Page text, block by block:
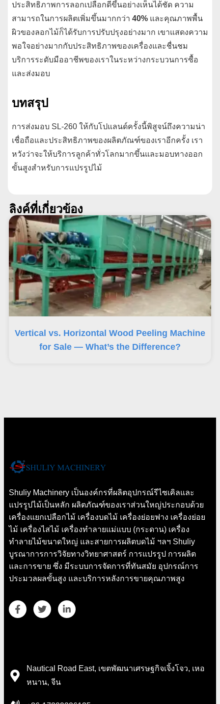
ประสิทธิภาพการลอกเปลือกดีขึ้นอย่างเห็นได้ชัด ความ
สามารถในการผลิตเพิ่มขึ้นมากกว่า 40% และคุณภาพพื้น
ผิวของลอกไม้ก็ได้รับการปรับปรุงอย่างมาก เขาแสดงความ
พอใจอย่างมากกับประสิทธิภาพของเครื่องและชื่นชม
บริการระดับมืออาชีพของเราในระหว่างกระบวนการซื้อ
และส่งมอบ
บทสรุป
การส่งมอบ SL-260 ให้กับโปแลนด์ครั้งนี้พิสูจน์ถึงความน่า
เชื่อถือและประสิทธิภาพของผลิตภัณฑ์ของเราอีกครั้ง เรา
หวังว่าจะให้บริการลูกค้าทั่วโลกมากขึ้นและมอบทางออก
ขั้นสูงสำหรับการแปรรูปไม้
ลิงค์ที่เกี่ยวข้อง
Vertical vs. Horizontal Wood Peeling Machine
for Sale — What’s the Difference?
Shuliy Machinery เป็นองค์กรที่ผลิตอุปกรณ์รีไซเคิลและ
แปรรูปไม้เป็นหลัก ผลิตภัณฑ์ของเราส่วนใหญ่ประกอบด้วย
เครื่องแยกเปลือกไม้ เครื่องบดไม้ เครื่องย่อยฟาง เครื่องย่อย
ไม้ เครื่องไสไม้ เครื่องทำลายแม่แบบ (กระดาน) เครื่อง
ทำลายไม้ขนาดใหญ่ และสายการผลิตบดไม้ ฯลฯ Shuliy
บูรณาการการวิจัยทางวิทยาศาสตร์ การแปรรูป การผลิต
และการขาย ซึ่ง มีระบบการจัดการที่ทันสมัย ​​อุปกรณ์การ
ประมวลผลขั้นสูง และบริการหลังการขายคุณภาพสูง
Nautical Road East, เขตพัฒนาเศรษฐกิจเจิ้งโจว, เหอ
หนาน, จีน